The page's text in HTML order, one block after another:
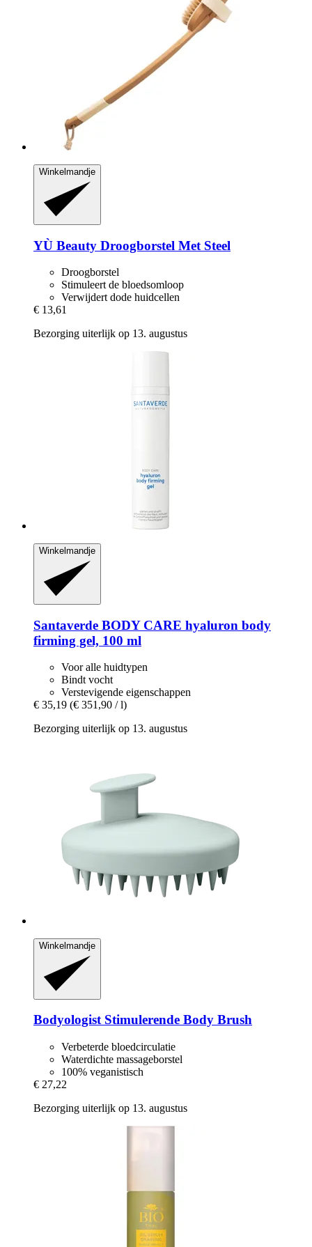
Winkelmandje
YÙ Beauty Droogborstel Met Steel
Droogborstel
Stimuleert de bloedsomloop
Verwijdert dode huidcellen
€ 13,61
Bezorging uiterlijk op 13. augustus
Winkelmandje
Santaverde BODY CARE hyaluron body
firming gel, 100 ml
Voor alle huidtypen
Bindt vocht
Verstevigende eigenschappen
€ 35,19 (€ 351,90 / l)
Bezorging uiterlijk op 13. augustus
Winkelmandje
BodyologistStimulerende Body Brush
Verbeterde bloedcirculatie
Waterdichte massageborstel
100% veganistisch
€ 27,22
Bezorging uiterlijk op 13. augustus